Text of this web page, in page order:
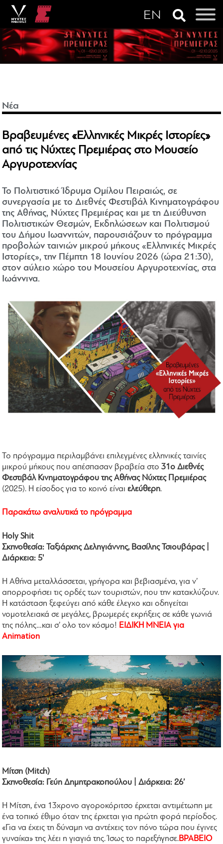
Νέα
Βραβευμένες «Ελληνικές Μικρές Ιστορίες»
από τις Νύχτες Πρεμιέρας στο Μουσείο
Αργυροτεχνίας
Το Πολιτιστικό Ίδρυμα Ομίλου Πειραιώς, σε
συνεργασία με το Διεθνές Φεστιβάλ Κινηματογράφου
της Αθήνας, Νύχτες Πρεμιέρας και με τη Διεύθυνση
Πολιτιστικών Θεσμών, Εκδηλώσεων και Πολιτισμού
του Δήμου Ιωαννιτών, παρουσιάζουν το πρόγραμμα
προβολών ταινιών μικρού μήκους «Ελληνικές Μικρές
Ιστορίες», την Πέμπτη 18 Ιουνίου 2026 (ώρα 21:30),
στον αύλειο χώρο του Μουσείου Αργυροτεχνίας, στα
Ιωάννινα.
Το πρόγραμμα περιλαμβάνει επιλεγμένες ελληνικές ταινίες
μικρού μήκους που απέσπασαν βραβεία στο31ο Διεθνές
Φεστιβάλ Κινηματογράφου της Αθήνας Νύχτες Πρεμιέρας
(2025). Η είσοδος για το κοινό είναιελεύθερη.
Παρακάτω αναλυτικά το πρόγραμμα
Holy Shit
Σκηνοθεσία: Ταξιάρχης Δεληγιάννης, Βασίλης Τσιουβάρας |
Διάρκεια: 5'
Η Αθήνα μεταλλάσσεται, γρήγορα και βεβιασμένα, για ν’
απορροφήσει τις ορδές των τουριστών, που την κατακλύζουν.
Η κατάσταση ξεφεύγει από κάθε έλεγχο και οδηγείται
νομοτελειακά σε μεγάλες, βρωμερές εκρήξεις σε κάθε γωνιά
της πόλης…και σ’ ολο τον κόσμο! ΕΙΔΙΚΗ ΜΝΕΙΑ για
Animation
Μίτση (Mitch)
Σκηνοθεσία: Γεύη Δημητρακοπούλου | Διάρκεια: 26’
H Μίτση, ένα 13χρονο αγοροκόριτσο έρχεται αντιμέτωπη με
ένα τοπικό έθιμο όταν της έρχεται για πρώτη φορά περίοδος.
«Για να έχεις τη δύναμη να αντέχεις τον πόνο τώρα που έγινες
γυναίκα» της λέει η γιαγιά της. Ίσως το παρεξήγησε.ΒΡΑΒΕΙΟ